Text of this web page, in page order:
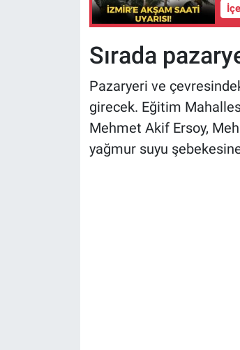
Sırada
Pazaryeri ve
girecek. Eğitim
Mehmet Akif Ersoy,
yağmur suyu